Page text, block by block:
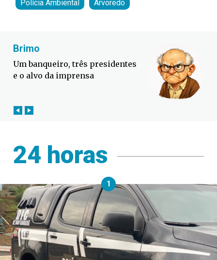
Polícia Ambiental Arvoredo
Brimo
Um banqueiro, três presidentes
e o alvo da imprensa
24 horas
1